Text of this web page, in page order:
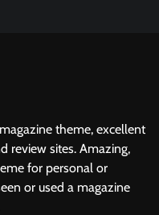
theme, excellent
review sites. Amazing,
for personal or
or used a magazine